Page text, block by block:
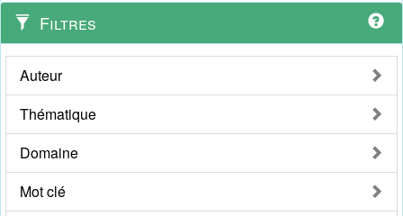
Filtres
Auteur
Thématique
Domaine
Mot clé